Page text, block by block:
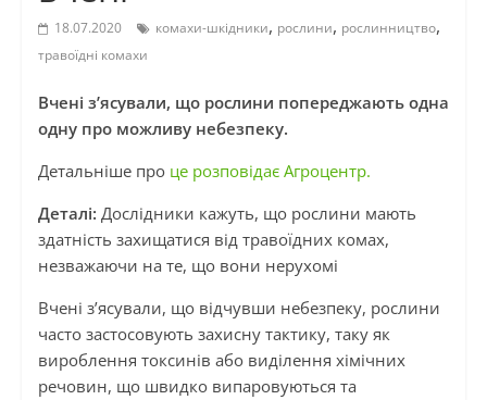
18.07.2020 комахи-шкідники, рослини, рослинництво,
травоїдні комахи
Вчені з’ясували, що рослини попереджають одна
одну про можливу небезпеку.
Детальніше про це розповідає Агроцентр.
Деталі: Дослідники кажуть, що рослини мають
здатність захищатися від травоїдних комах,
незважаючи на те, що вони нерухомі
Вчені з’ясували, що відчувши небезпеку, рослини
часто застосовують захисну тактику, таку як
вироблення токсинів або виділення хімічних
речовин, що швидко випаровуються та